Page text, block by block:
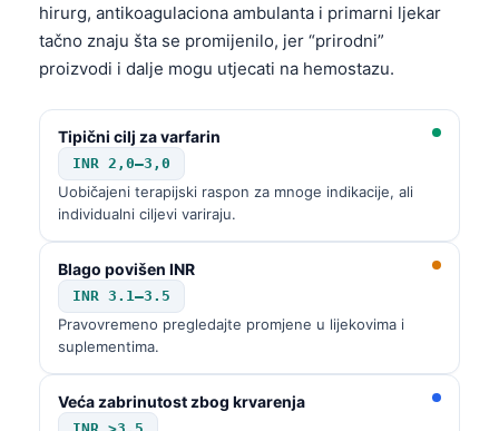
hirurg, antikoagulaciona ambulanta i primarni ljekar
tačno znaju šta se promijenilo, jer “prirodni”
proizvodi i dalje mogu utjecati na hemostazu.
Tipični cilj za varfarin
INR 2,0–3,0
Uobičajeni terapijski raspon za mnoge indikacije, ali
individualni ciljevi variraju.
Blago povišen INR
INR 3.1–3.5
Pravovremeno pregledajte promjene u lijekovima i
suplementima.
Veća zabrinutost zbog krvarenja
Ελληνικά
Română
简体中文
فارسی
Български
Dansk
Nederlands
हिन्दी
Հայերեն
Íslenska